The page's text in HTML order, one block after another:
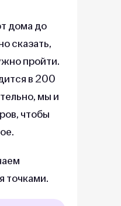
дома до
сказать,
пройти.
в 200
мы и
чтобы
точками.